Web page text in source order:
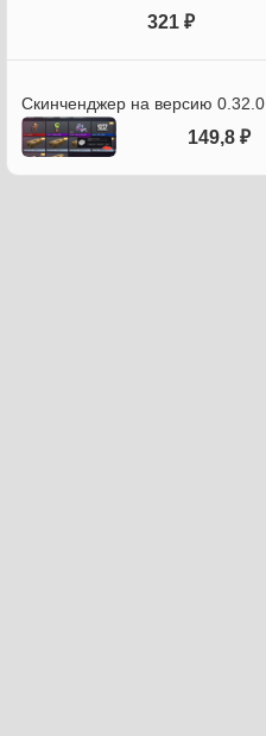
321 ₽
Скинченджер на версию 0.32.0
149,8 ₽